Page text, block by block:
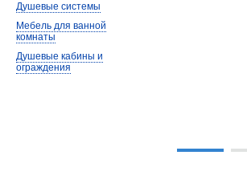
Душевые системы
Мебель для ванной
комнаты
Душевые кабины и
ограждения